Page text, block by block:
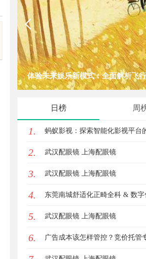
武汉配眼镜 上海配眼镜
日榜 周
1. 蚂蚁影视：探索智能化影视平台
展路径
2. 武汉配眼镜 上海配眼镜
3. 武汉配眼镜 上海配眼镜
4. 东莞南城舒适化正畸全科 & 数字
诊疗专业指南
5. 武汉配眼镜 上海配眼镜
6. 广告成本该怎样管控？竞价托管